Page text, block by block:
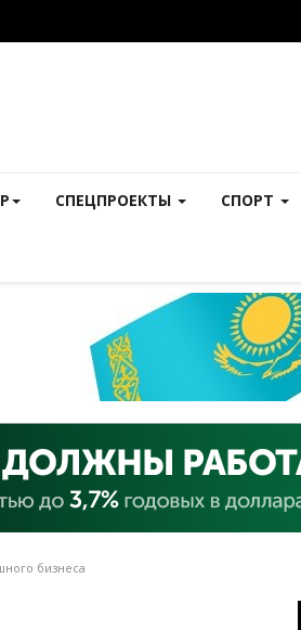
СПЕЦПРОЕКТЫ СПОРТ
бизнеса